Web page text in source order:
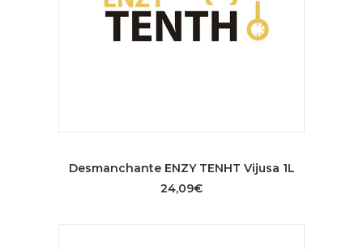
Desmanchante ENZY TENHT Vijusa 1L
24,09€